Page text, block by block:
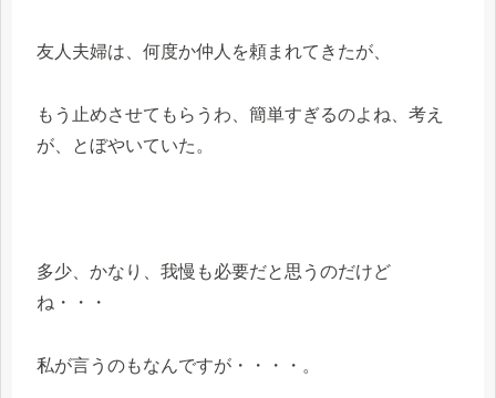
友人夫婦は、何度か仲人を頼まれてきたが、
もう止めさせてもらうわ、簡単すぎるのよね、考え
が、とぼやいていた。
多少、かなり、我慢も必要だと思うのだけど
ね・・・
私が言うのもなんですが・・・・。